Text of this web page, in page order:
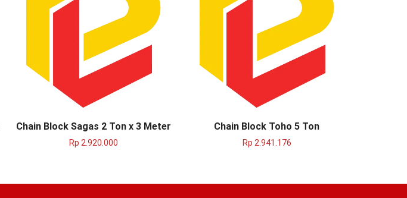
Chain Block Sagas 2 Ton x 3 Meter
Rp 2.920.000
Chain Block Toho 5 Ton
Rp 2.941.176